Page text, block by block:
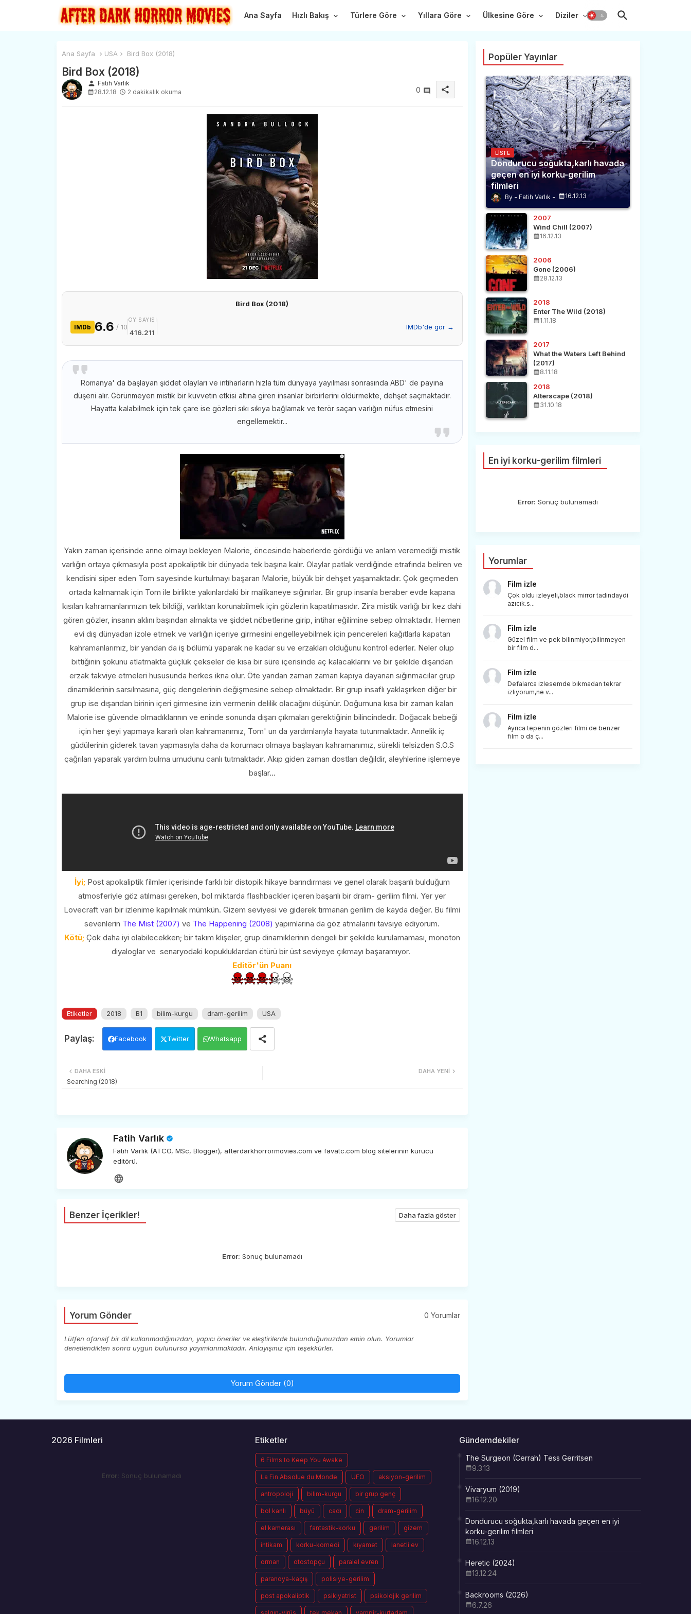
Ana Sayfa Hızlı Bakış Türlere Göre Yıllara Göre Ülkesine Göre Diziler
Ana Sayfa USA Bird Box (2018)
Bird Box (2018)
person Fatih Varlık
28.12.18
2 dakikalık okuma 0 share
Bird Box (2018)
IMDb 6.6 / 10
OY SAYISI
416.211
IMDb'de gör →
Romanya' da başlayan şiddet olayları ve intiharların hızla tüm dünyaya yayılması sonrasında ABD' de payına
düşeni alır. Görünmeyen mistik bir kuvvetin etkisi altına giren insanlar birbirlerini öldürmekte, dehşet saçmaktadır.
Hayatta kalabilmek için tek çare ise gözleri sıkı sıkıya bağlamak ve terör saçan varlığın nüfus etmesini
engellemektir...
Yakın zaman içerisinde anne olmayı bekleyen Malorie, öncesinde haberlerde gördüğü ve anlam veremediği mistik
varlığın ortaya çıkmasıyla post apokaliptik bir dünyada tek başına kalır. Olaylar patlak verdiğinde etrafında beliren ve
kendisini siper eden Tom sayesinde kurtulmayı başaran Malorie, büyük bir dehşet yaşamaktadır. Çok geçmeden
ortada kalmamak için Tom ile birlikte yakınlardaki bir malikaneye sığınırlar. Bir grup insanla beraber evde kapana
kısılan kahramanlarımızın tek bildiği, varlıktan korunabilmek için gözlerin kapatılmasıdır. Zira mistik varlığı bir kez dahi
gören gözler, insanın aklını başından almakta ve şiddet nöbetlerine girip, intihar eğilimine sebep olmaktadır. Hemen
evi dış dünyadan izole etmek ve varlığın içeriye girmesini engelleyebilmek için pencereleri kağıtlarla kapatan
kahramanlarımız, bir yandan da iş bölümü yaparak ne kadar su ve erzakları olduğunu kontrol ederler. Neler olup
bittiğinin şokunu atlatmakta güçlük çekseler de kısa bir süre içerisinde aç kalacaklarını ve bir şekilde dışarıdan
erzak takviye etmeleri hususunda herkes ikna olur. Öte yandan zaman zaman kapıya dayanan sığınmacılar grup
dinamiklerinin sarsılmasına, güç dengelerinin değişmesine sebep olmaktadır. Bir grup insaflı yaklaşırken diğer bir
grup ise dışarıdan birinin içeri girmesine izin vermenin delilik olacağını düşünür. Doğumuna kısa bir zaman kalan
Malorie ise güvende olmadıklarının ve eninde sonunda dışarı çıkmaları gerektiğinin bilincindedir. Doğacak bebeği
için her şeyi yapmaya kararlı olan kahramanımız, Tom' un da yardımlarıyla hayata tutunmaktadır. Annelik iç
güdülerinin giderek tavan yapmasıyla daha da korumacı olmaya başlayan kahramanımız, sürekli telsizden S.O.S
çağrıları yaparak yardım bulma umudunu canlı tutmaktadır. Akıp giden zaman dostları değildir, aleyhlerine işlemeye
başlar...
İyi; Post apokaliptik filmler içerisinde farklı bir distopik hikaye barındırması ve genel olarak başarılı bulduğum
atmosferiyle göz atılması gereken, bol miktarda flashbackler içeren başarılı bir dram- gerilim filmi. Yer yer
Lovecraft vari bir izlenime kapılmak mümkün. Gizem seviyesi ve giderek tırmanan gerilim de kayda değer. Bu filmi
sevenlerin The Mist (2007) ve The Happening (2008) yapımlarına da göz atmalarını tavsiye ediyorum.
Kötü;Çok daha iyi olabilecekken; bir takım klişeler, grup dinamiklerinin dengeli bir şekilde kurulamaması, monoton
diyaloglar ve senaryodaki kopukluklardan ötürü bir üst seviyeye çıkmayı başaramıyor.
Editör'ün Puanı
Etiketler 2018 B1 bilim-kurgu dram-gerilim USA
Facebook Twitter Whatsapp
DAHA YENI
DAHA ESKI
Searching (2018)
Fatih Varlık
Fatih Varlık (ATCO, MSc, Blogger), afterdarkhorrormovies.com ve favatc.com blog sitelerinin kurucu
editörü.
Benzer İçerikler! Daha fazla göster
Error: Sonuç bulunamadı
Yorum Gönder 0 Yorumlar
Lütfen ofansif bir dil kullanmadığınızdan, yapıcı öneriler ve eleştirilerde bulunduğunuzdan emin olun. Yorumlar
denetlendikten sonra uygun bulunursa yayımlanmaktadır. Anlayışınız için teşekkürler.
Yorum Gönder (0)
Popüler Yayınlar
LISTE
Dondurucu soğukta,karlı havada
geçen en iyi korku-gerilim
filmleri
Fatih Varlık 16.12.13
2007
Wind Chill (2007)
16.12.13
2006
Gone (2006)
28.12.13
2018
Enter The Wild (2018)
1.11.18
2017
What the Waters Left Behind
(2017)
8.11.18
2018
Alterscape (2018)
31.10.18
En iyi korku-gerilim filmleri
Error: Sonuç bulunamadı
Yorumlar
Film izle
Çok oldu izleyeli,black mirror tadindaydi
azıcık.s...
Film izle
Güzel film ve pek bilinmiyor,bilinmeyen
bir film d...
Film izle
Defalarca izlesemde bıkmadan tekrar
izliyorum,ne v...
Film izle
Ayrıca tepenin gözleri filmi de benzer
film o da ç...
2026 Filmleri
Error: Sonuç bulunamadı
Etiketler
6 Films to Keep You Awake
La Fin Absolue du Monde UFO aksiyon-gerilim
antropoloji bilim-kurgu bir grup genç
bol kanlı büyü cadı cin dram-gerilim
el kamerası fantastik-korku gerilim gizem
intikam korku-komedi kıyamet lanetli ev
orman otostopçu paralel evren
paranoya-kaçış polisiye-gerilim
post apokaliptik psikiyatrist psikolojik gerilim
salgın-virüs tek mekan vampir-kurtadam
Gündemdekiler
The Surgeon (Cerrah) Tess Gerritsen
9.3.13
Vivaryum (2019)
16.12.20
Dondurucu soğukta,karlı havada geçen en iyi
korku-gerilim filmleri
16.12.13
Heretic (2024)
13.12.24
Backrooms (2026)
6.7.26